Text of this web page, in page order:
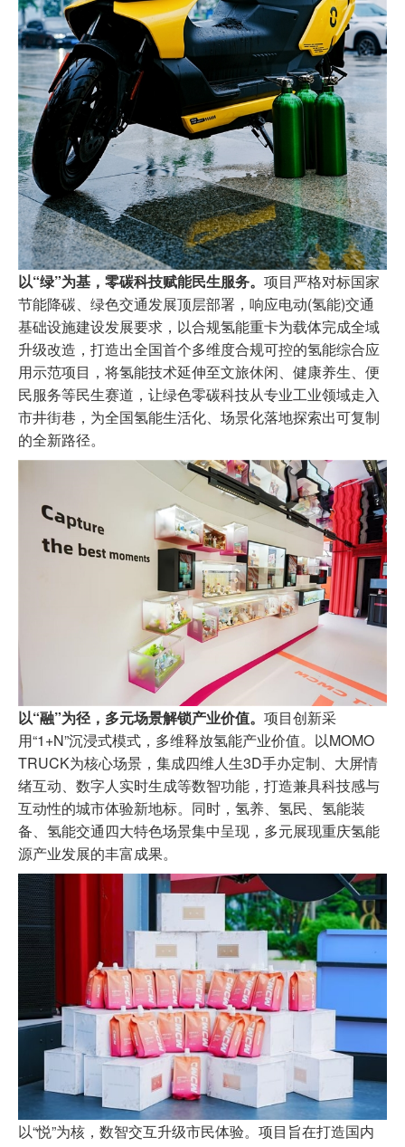
以“绿”为基，零碳科技赋能民生服务。 项目严格对标国家
节能降碳、绿色交通发展顶层部署，响应电动(氢能)交通
基础设施建设发展要求，以合规氢能重卡为载体完成全域
升级改造，打造出全国首个多维度合规可控的氢能综合应
用示范项目，将氢能技术延伸至文旅休闲、健康养生、便
民服务等民生赛道，让绿色零碳科技从专业工业领域走入
市井街巷，为全国氢能生活化、场景化落地探索出可复制
的全新路径。
以“融”为径，多元场景解锁产业价值。 项目创新采
用“1+N”沉浸式模式，多维释放氢能产业价值。以MOMO
TRUCK为核心场景，集成四维人生3D手办定制、大屏情
绪互动、数字人实时生成等数智功能，打造兼具科技感与
互动性的城市体验新地标。同时，氢养、氢民、氢能装
备、氢能交通四大特色场景集中呈现，多元展现重庆氢能
源产业发展的丰富成果。
以“悦”为核，数智交互升级市民体验。项目旨在打造国内